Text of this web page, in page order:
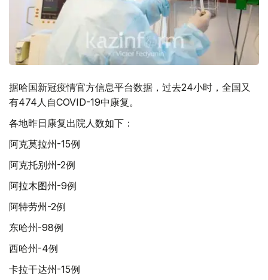
据哈国新冠疫情官方信息平台数据，过去24小时，全国又
有474人自COVID-19中康复。
各地昨日康复出院人数如下：
阿克莫拉州-15例
阿克托别州-2例
阿拉木图州-9例
阿特劳州-2例
东哈州-98例
西哈州-4例
卡拉干达州-15例